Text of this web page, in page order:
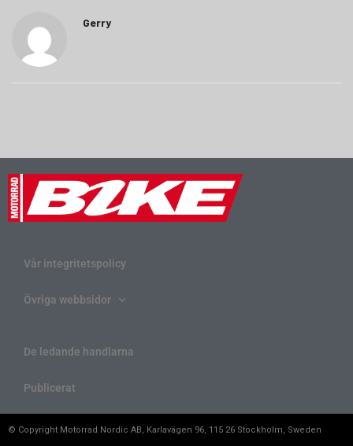
Gerry
Vår integritetspolicy
Övriga webbsidor
De ledande handlarna
Publicerat
© Copyright Motorrad Nordic AB, Karlavägen 96, 115 26 Stockholm, Sweden